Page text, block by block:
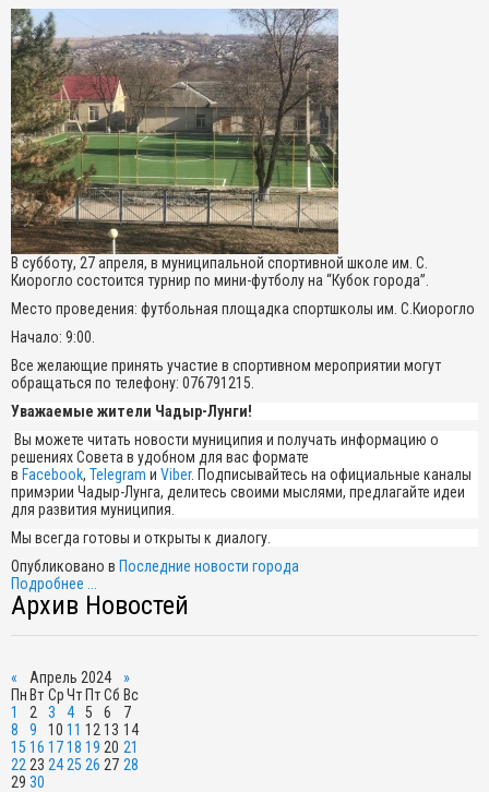
В субботу, 27 апреля, в муниципальной спортивной школе им. С.
Киорогло состоится турнир по мини-футболу на “Кубок города”.
Место проведения: футбольная площадка спортшколы им. С.Киорогло
Начало: 9:00.
Все желающие принять участие в спортивном мероприятии могут
обращаться по телефону: 076791215.
Уважаемые жители Чадыр-Лунги!
Вы можете читать новости муниципия и получать информацию о
решениях Совета в удобном для вас формате
в Facebook, Telegram и Viber. Подписывайтесь на официальные каналы
примэрии Чадыр-Лунга, делитесь своими мыслями, предлагайте идеи
для развития муниципия.
Мы всегда готовы и открыты к диалогу.
Опубликовано в Последние новости города
Подробнее ...
Архив Новостей
« Апрель 2024
»
ПнВт СрЧтПтСб Вс
1
2 3 4 5 6
7
8
9 10 11 12 13 14
15 16 1718 19 20 21
22 23 24 25 26 27 28
29 30